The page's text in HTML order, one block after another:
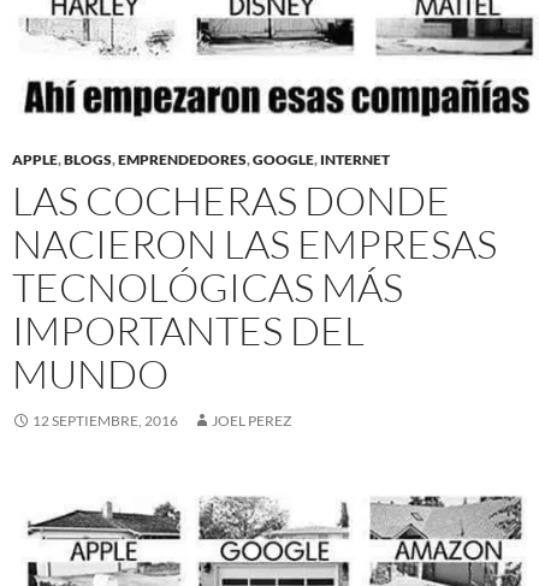
APPLE,BLOGS,EMPRENDEDORES,GOOGLE, INTERNET
LAS COCHERAS DONDE
NACIERON LAS EMPRESAS
TECNOLÓGICAS MÁS
IMPORTANTES DEL
MUNDO
12 SEPTIEMBRE, 2016 JOEL PEREZ